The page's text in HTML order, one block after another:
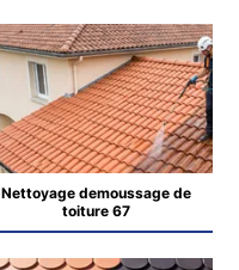
Nettoyage demoussage de
toiture 67